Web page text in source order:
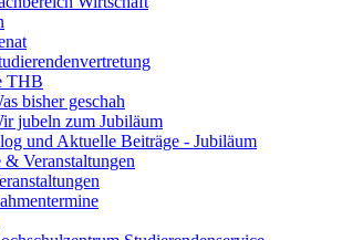
THB
bisher geschah
jubeln zum Jubiläum
und Aktuelle Beiträge - Jubiläum
& Veranstaltungen